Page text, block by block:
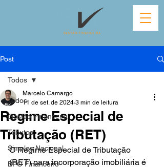
Post
Todos
Gestão Financeira
Tributos
Simples Nacional
BPO Financeiro
Todos
Regime Especial de
Tributação (RET)
Marcelo Camargo
11 de set. de 2024 3 min de leitura
O Regime Especial de Tributação
(RET) para incorporação imobiliária é